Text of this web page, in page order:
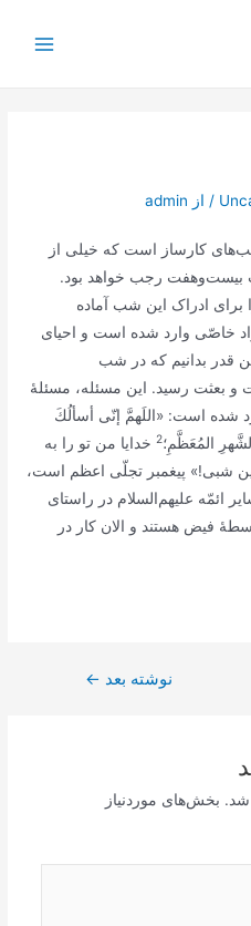
/ از admin
کارساز است که خیلى از
بیست‌وهفت رجب خواهد بود.
براى ادراک این شب آماده
خاصّى وارد شده است و احیای
قدر بدانیم که در شب
بعثت رسید. این مسئله، مسئلۀ
شده است: «اللَهمَّ إنّى أسألُكَ
المُعَظَّمِ؛2 خدایا من تو را به
شبى!» پیغمبر تجلّى اعظم است،
ائمّه علیهم‌السلام در راستاى
فیض هستند و الان کار در
نوشته بعد ←
شد. بخش‌های موردنیاز